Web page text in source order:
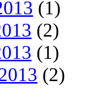
(1)
(2)
(1)
(2)